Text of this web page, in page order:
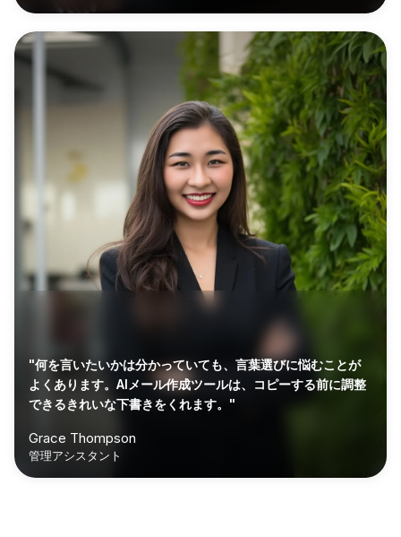
"何を言いたいかは分かっていても、言葉選びに悩むことが
よくあります。AIメール作成ツールは、コピーする前に調整
できるきれいな下書きをくれます。"
Grace Thompson
管理アシスタント